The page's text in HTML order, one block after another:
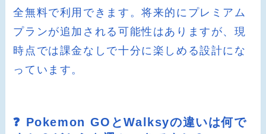
全無料で利用できます。将来的にプレミアム
プランが追加される可能性はありますが、現
時点では課金なしで十分に楽しめる設計にな
っています。
❓ Pokemon GOとWalksyの違いは何で